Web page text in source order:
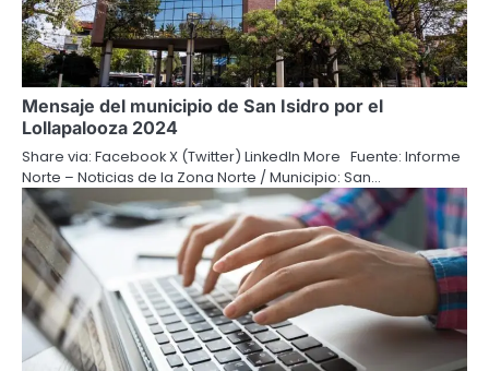
Mensaje del municipio de San Isidro por el
Lollapalooza 2024
Share via: Facebook X (Twitter) LinkedIn More Fuente: Informe
Norte – Noticias de la Zona Norte / Municipio: San…